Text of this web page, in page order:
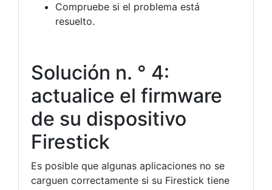
Compruebe si el problema está
resuelto.
Solución n. ° 4:
actualice el firmware
de su dispositivo
Firestick
Es posible que algunas aplicaciones no se
carguen correctamente si su Firestick tiene